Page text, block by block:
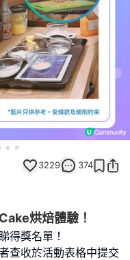
3229 374
烘焙體驗！
得獎名單！
查收於活動表格中提交